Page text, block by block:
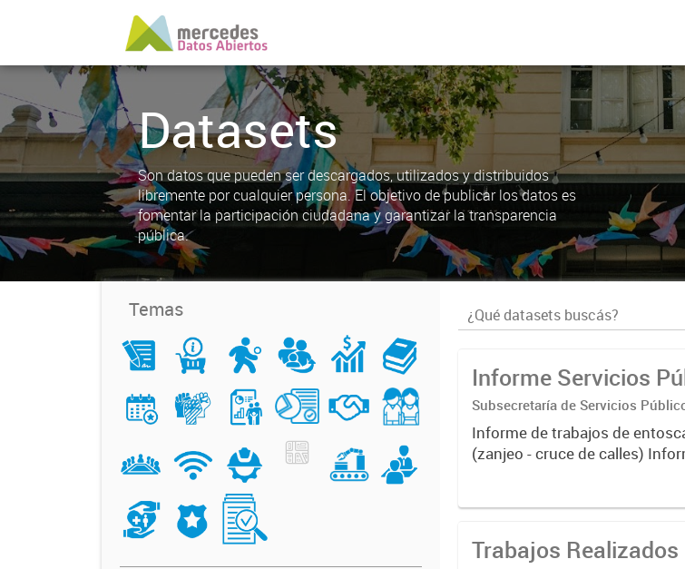
Datasets
Son datos que pueden ser descargados, utilizados y distribuidos
libremente por cualquier persona. El objetivo de publicar los datos es
fomentar la participación ciudadana y garantizar la transparencia
pública.
Temas
Informe Servicios
Subsecretaría de Servicios
Informe de trabajos de
(zanjeo - cruce de calles)
Trabajos